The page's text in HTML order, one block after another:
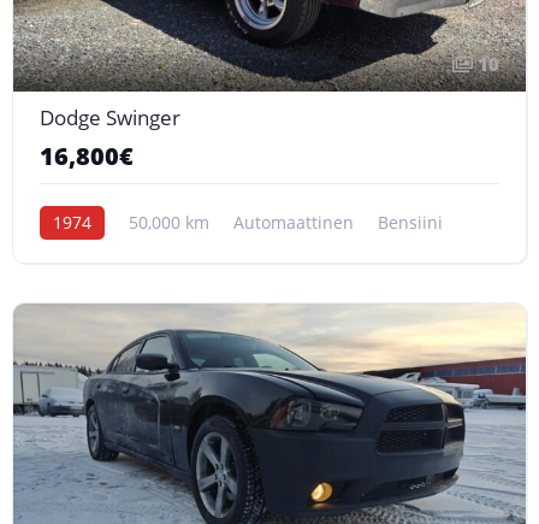
10
Dodge Swinger
16,800€
1974 50,000 km Automaattinen Bensiini